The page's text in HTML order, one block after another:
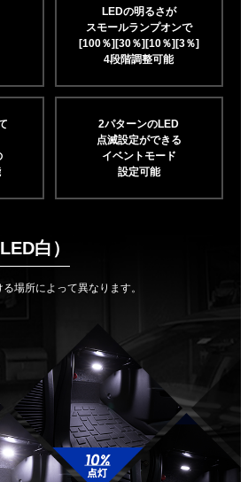
LEDの明るさが
スモールランプオンで
[100％][30％][10％][3％]
4段階調整可能
2パターンのLED
点滅設定ができる
イベントモード
設定可能
白）
場所によって異なります。